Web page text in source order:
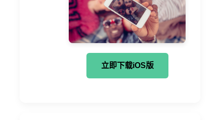
立即下载iOS版